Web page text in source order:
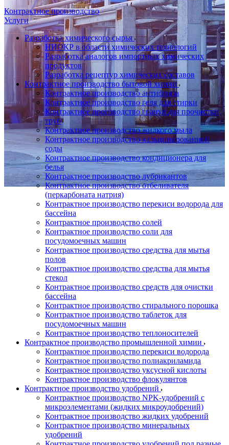
Контрактное производство
Услуги
Разработка химического сырья
НИОКР в области химических технологий
Разработка аналогов импортных химических
продуктов
Разработка рецептур химических составов
Контрактное производство бытовой химии
Контрактное производство антифриза
Контрактное производство геля для стирки
Контрактное производство гранул для прочистки
труб
Контрактное производство жидкого мыла
Контрактное производство кальцинированной
соды
Контрактное производство кондиционера для
белья
Контрактное производство лубрикантов
Контрактное производство отбеливателя
(перкарбоната натрия)
Контрактное производство перекиси водорода для
бассейна
Контрактное производство солей
Контрактное производство соли для
посудомоечных машин
Контрактное производство средства для мытья
полов
Контрактное производство средства для мытья
стекол
Контрактное производство средств для очистки
бассейна
Контрактное производство стирального порошка
Контрактное производство таблеток для
посудомоечных машин
Контрактное производство теплоносителей
Контрактное производство промышленной химии
Контрактное производство перекиси водорода
Контрактное производство полиакриламида
Контрактное производство уксусной кислоты
Контрактное производство флокулянтов
Контрактное производство удобрений
Контрактное производство NPK-удобрений с
микроэлементами (жидких микроудобрений)
Контрактное производство жидких удобрений
Контрактное производство минеральных
удобрений